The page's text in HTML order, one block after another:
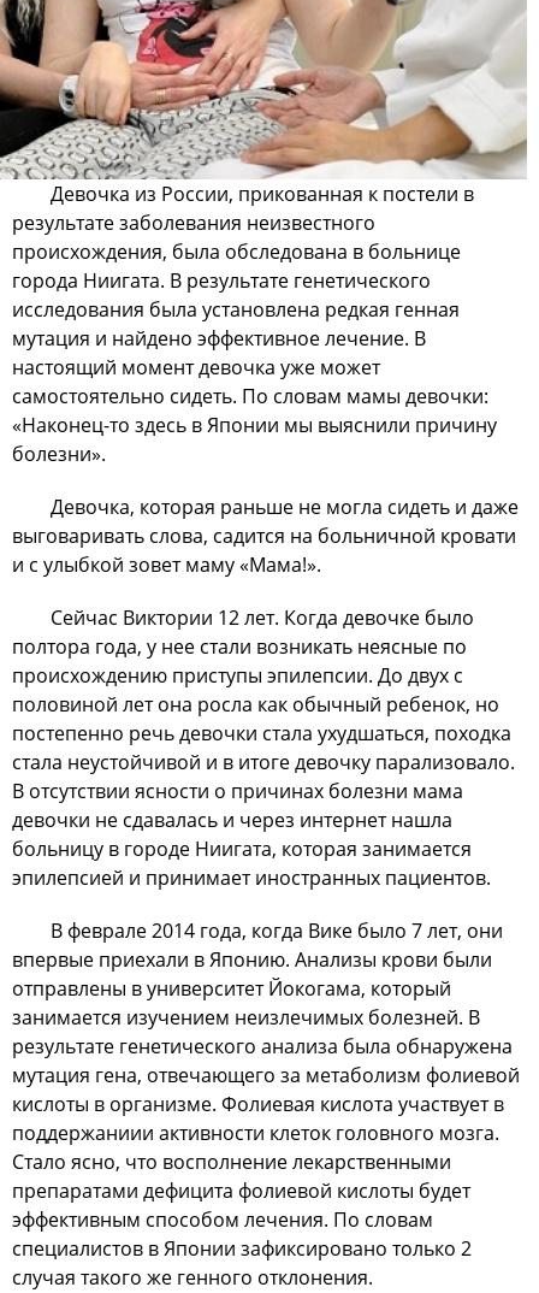
Девочка из России, прикованная к постели в
результате заболевания неизвестного
происхождения, была обследована в больнице
города Ниигата. В результате генетического
исследования была установлена редкая генная
мутация и найдено эффективное лечение. В
настоящий момент девочка уже может
самостоятельно сидеть. По словам мамы девочки:
«Наконец-то здесь в Японии мы выяснили причину
болезни».
Девочка, которая раньше не могла сидеть и даже
выговаривать слова, садится на больничной кровати
и с улыбкой зовет маму «Мама!».
Сейчас Виктории 12 лет. Когда девочке было
полтора года, у нее стали возникать неясные по
происхождению приступы эпилепсии. До двух с
половиной лет она росла как обычный ребенок, но
постепенно речь девочки стала ухудшаться, походка
стала неустойчивой и в итоге девочку парализовало.
В отсутствии ясности о причинах болезни мама
девочки не сдавалась и через интернет нашла
больницу в городе Ниигата, которая занимается
эпилепсией и принимает иностранных пациентов.
В феврале 2014 года, когда Вике было 7 лет, они
впервые приехали в Японию. Анализы крови были
отправлены в университет Йокогама, который
занимается изучением неизлечимых болезней. В
результате генетического анализа была обнаружена
мутация гена, отвечающего за метаболизм фолиевой
кислоты в организме. Фолиевая кислота участвует в
поддержаниии активности клеток головного мозга.
Стало ясно, что восполнение лекарственными
препаратами дефицита фолиевой кислоты будет
эффективным способом лечения. По словам
специалистов в Японии зафиксировано только 2
случая такого же генного отклонения.